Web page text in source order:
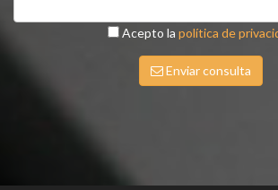
Acepto la política de
Enviar consulta